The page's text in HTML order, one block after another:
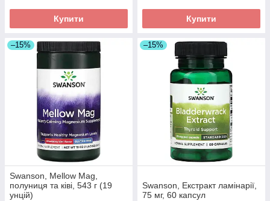
Купити Купити
–15%
Swanson, Mellow Mag,
полуниця та ківі, 543 г (19
унцій)
–15%
Swanson, Екстракт ламінарії,
75 мг, 60 капсул